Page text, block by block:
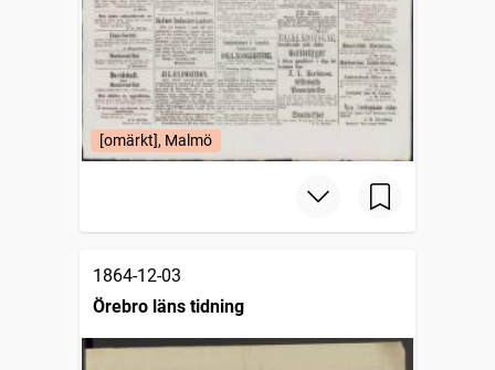
[omärkt], Malmö
1864-12-03
Örebro läns tidning